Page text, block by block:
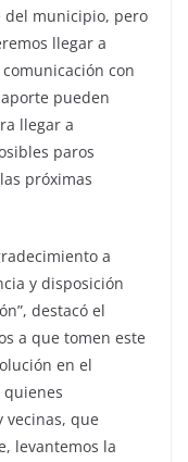
del municipio, pero
llegar a
con
pueden
llegar a
paros
próximas
a
y disposición
destacó el
a que tomen este
en el
quienes
vecinas, que
levantemos la